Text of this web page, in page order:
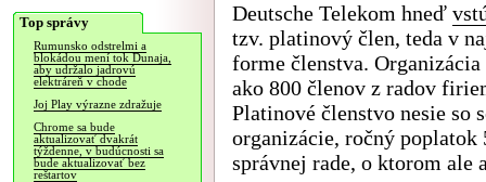
Top správy
Rumunsko odstrelmi a
blokádou mení tok Dunaja,
aby udržalo jadrovú
elektráreň v chode
Joj Play výrazne zdražuje
Chrome sa bude
aktualizovať dvakrát
týždenne, v budúcnosti sa
bude aktualizovať bez
reštartov
Deutsche Telekom hneď
tzv. platinový člen, teda v
forme členstva.
ako 800 členov z radov
Platinové členstvo nesie so
organizácie, ročný
správnej rade, o ktorom ale